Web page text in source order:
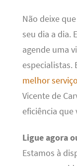
Não deixe
seu dia a dia.
agende uma
especialistas.
melhor serviço
Vicente de
eficiência que
Ligue agora
Estamos à